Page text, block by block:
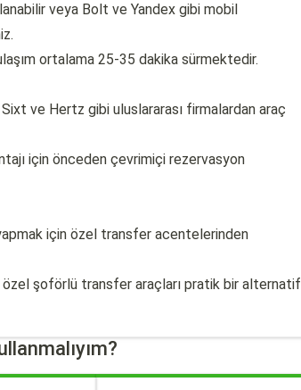
veya Bolt ve Yandex gibi mobil
ortalama 25-35 dakika sürmektedir.
ve Hertz gibi uluslararası firmalardan araç
için önceden çevrimiçi rezervasyon
için özel transfer acentelerinden
şoförlü transfer araçları pratik bir alternatif